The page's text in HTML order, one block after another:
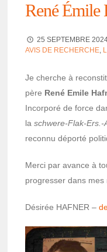
René
25 SEPTEMBRE
AVIS DE RECHERCHE,
Je cherche à
père René Emile
Incor­poré de force
laschwere-Flak-Ers.-
reconnu déporté
Merci par avance à
progres­ser dans mes
Dési­rée HAFNER –